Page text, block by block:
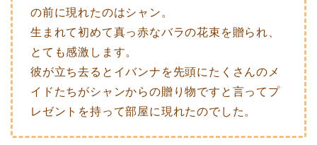
の前に現れたのはシャン。
生まれて初めて真っ赤なバラの花束を贈られ、
とても感激します。
彼が立ち去るとイバンナを先頭にたくさんのメ
イドたちがシャンからの贈り物ですと言ってプ
レゼントを持って部屋に現れたのでした。